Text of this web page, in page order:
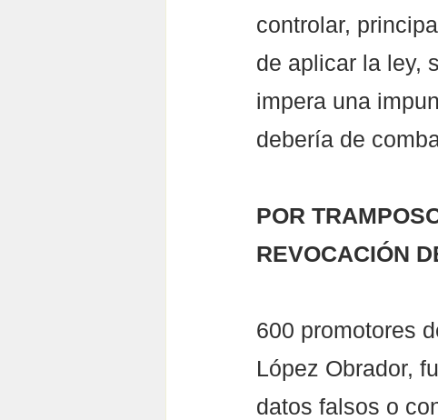
controlar,
de aplicar la ley,
impera una
debería de
POR
REVOCACIÓN
600 promotores
López Obrador,
datos falsos o